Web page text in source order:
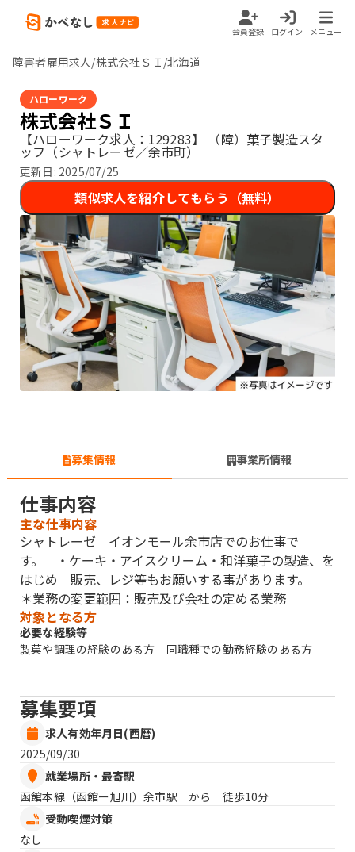
会員登録 ログイン メニュー
障害者雇用求人/株式会社ＳＩ/北海道
ハローワーク
株式会社ＳＩ
【ハローワーク求人：129283】 （障）菓子製造スタ
ッフ（シャトレーゼ／余市町）
更新日: 2025/07/25
類似求人を紹介してもらう（無料）
募集情報 事業所情報
仕事内容
主な仕事内容
シャトレーゼ イオンモール余市店でのお仕事で
す。 ・ケーキ・アイスクリーム・和洋菓子の製造、を
はじめ 販売、レジ等もお願いする事があります。
＊業務の変更範囲：販売及び会社の定める業務
対象となる方
必要な経験等
製菓や調理の経験のある方 同職種での勤務経験のある方
募集要項
求人有効年月日(西暦)
2025/09/30
就業場所・最寄駅
函館本線（函館ー旭川）余市駅 から 徒歩10分
受動喫煙対策
なし